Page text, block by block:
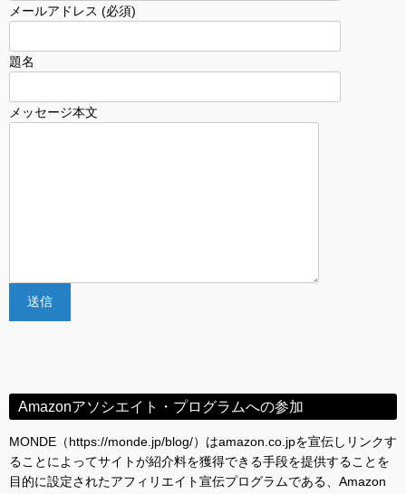
メールアドレス (必須)
題名
メッセージ本文
Amazonアソシエイト・プログラムへの参加
MONDE（https://monde.jp/blog/）はamazon.co.jpを宣伝しリンクす
ることによってサイトが紹介料を獲得できる手段を提供することを
目的に設定されたアフィリエイト宣伝プログラムである、Amazon